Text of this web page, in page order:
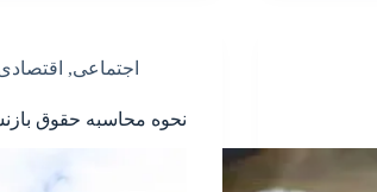
اجتماعی,
نحوه محاسبه حقوق